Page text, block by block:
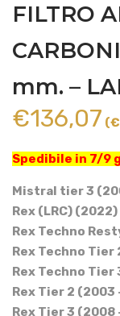
FILTRO
mm. –
€136,07 (€
Spedibile in 7/9
Mistral tier 3
Rex (LRC) (2022)
Rex Techno
Rex Techno Tier
Rex Techno Tier
Rex Tier 2 (2003
Rex Tier 3 (2008